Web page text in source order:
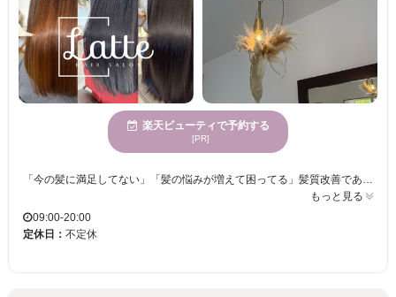
楽天ビューティで予約する
[PR]
「今の髪に満足してない」「髪の悩みが増えて困ってる」髪質改善であなたの人生を変えてみませんか？髪を綺麗にしたいお客様は是非Latte【ラテ】で髪質改善してみて下さい☆必ずご満足する艶髪をご提供させて頂きます。 【大人女性×髪質改善】「髪質で悩むのはもうやめませんか？」マンツーマン施術の髪質改善サロン♪髪質改善、縮毛矯正に特化した「髪にドラマを。」取扱◎当店では10分～30分しっかりカウンセリングを行い、一人ひとり質に合わせ、丁寧な施術をいたします。【髪質改善/縮毛矯正/トリートメント】 30～50代の女性におすすめ◎髪質の変化に対して何やっても効果実感・改善・キレイにならない方オススメサロンです！
もっと見る
09:00-20:00
定休日： 不定休